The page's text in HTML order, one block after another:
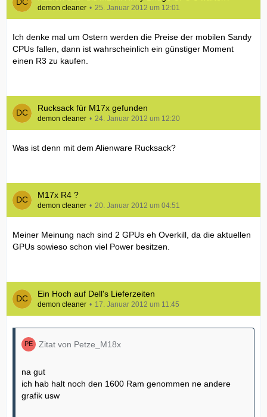
demon cleaner 25. Januar 2012 um 12:01
Ich denke mal um Ostern werden die Preise der mobilen Sandy
CPUs fallen, dann ist wahrscheinlich ein günstiger Moment
einen R3 zu kaufen.
Rucksack für M17x gefunden
demon cleaner 24. Januar 2012 um 12:20
Was ist denn mit dem Alienware Rucksack?
M17x R4 ?
demon cleaner 20. Januar 2012 um 04:51
Meiner Meinung nach sind 2 GPUs eh Overkill, da die aktuellen
GPUs sowieso schon viel Power besitzen.
Ein Hoch auf Dell's Lieferzeiten
demon cleaner 17. Januar 2012 um 11:45
Zitat von Petze_M18x
na gut
ich hab halt noch den 1600 Ram genommen ne andere
grafik usw